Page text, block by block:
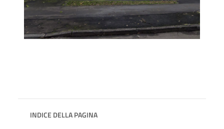
INDICE DELLA PAGINA